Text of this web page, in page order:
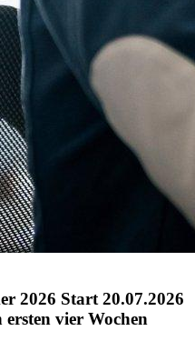
2026 Start 20.07.2026
ersten vier Wochen